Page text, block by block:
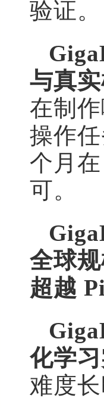
验证。
与真
在制
操作
个月
可。
全球
超越
化学
难度